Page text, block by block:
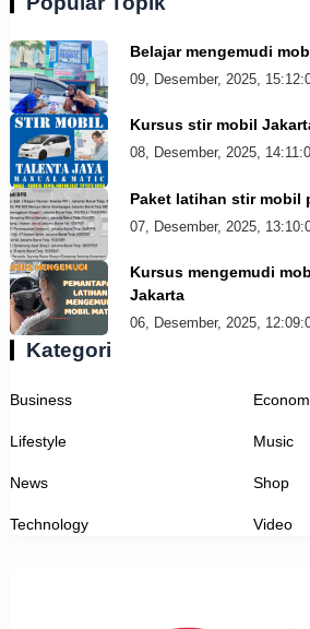
Belajar mengemudi
09, Desember, 2025,
Kursus stir mobil
08, Desember, 2025,
Paket latihan stir mobil
07, Desember, 2025,
Kursus mengemudi
Jakarta
06, Desember, 2025,
Kategori
Business
Lifestyle Music
News Shop
Technology Video